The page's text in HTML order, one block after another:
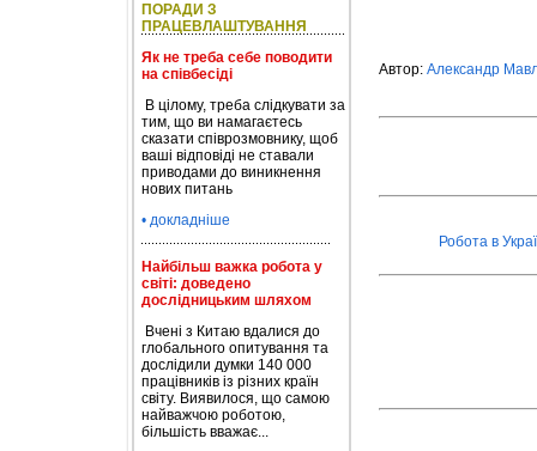
ПОРАДИ З
ПРАЦЕВЛАШТУВАННЯ
Як не треба себе поводити
на співбесіді
В цілому, треба слідкувати за
тим, що ви намагаєтесь
сказати співрозмовнику, щоб
ваші відповіді не ставали
приводами до виникнення
нових питань
• докладніше
Найбільш важка робота у
світі: доведено
дослідницьким шляхом
Вчені з Китаю вдалися до
глобального опитування та
дослідили думки 140 000
працівників із різних країн
світу. Виявилося, що самою
найважчою роботою,
більшість вважає...
Автор: Александр
Робота в